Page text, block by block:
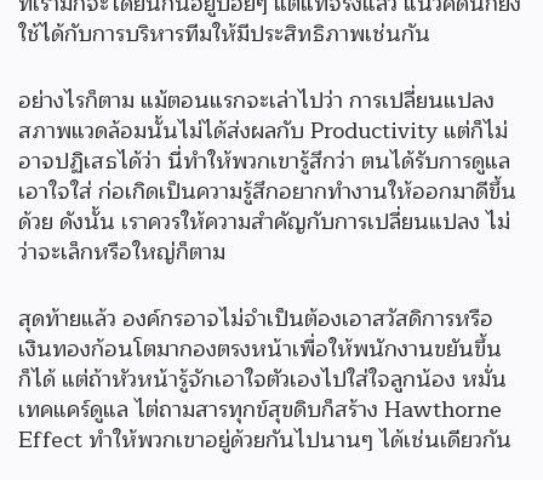
ใช้ได้กับการบริหารทีมให้มีประสิทธิภาพเช่นกัน
อย่างไรก็ตาม แม้ตอนแรกจะเล่าไปว่า การเปลี่ยนแปลง
สภาพแวดล้อมนั้นไม่ได้ส่งผลกับ Productivity แต่ก็ไม่
อาจปฏิเสธได้ว่า นี่ทำให้พวกเขารู้สึกว่า ตนได้รับการดูแล
เอาใจใส่ ก่อเกิดเป็นความรู้สึกอยากทำงานให้ออกมาดีขึ้น
ด้วย ดังนั้น เราควรให้ความสำคัญกับการเปลี่ยนแปลง ไม่
ว่าจะเล็กหรือใหญ่ก็ตาม
สุดท้ายแล้ว องค์กรอาจไม่จำเป็นต้องเอาสวัสดิการหรือ
เงินทองก้อนโตมากองตรงหน้าเพื่อให้พนักงานขยันขึ้น
ก็ได้ แต่ถ้าหัวหน้ารู้จักเอาใจตัวเองไปใส่ใจลูกน้อง หมั่น
เทคแคร์ดูแล ไต่ถามสารทุกข์สุขดิบก็สร้าง Hawthorne
Effect ทำให้พวกเขาอยู่ด้วยกันไปนานๆ ได้เช่นเดียวกัน